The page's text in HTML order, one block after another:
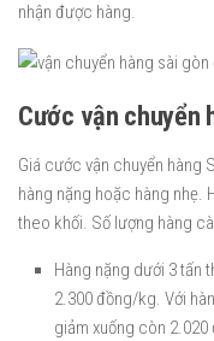
nhận được hàng.
Cước vận chuyển
Giá cước vận chuyển hàng
hàng nặng hoặc hàng nhẹ.
theo khối. Số lượng hàng
Hàng nặng dưới 3 tấn
2.300 đồng/kg. Với
giảm xuống còn